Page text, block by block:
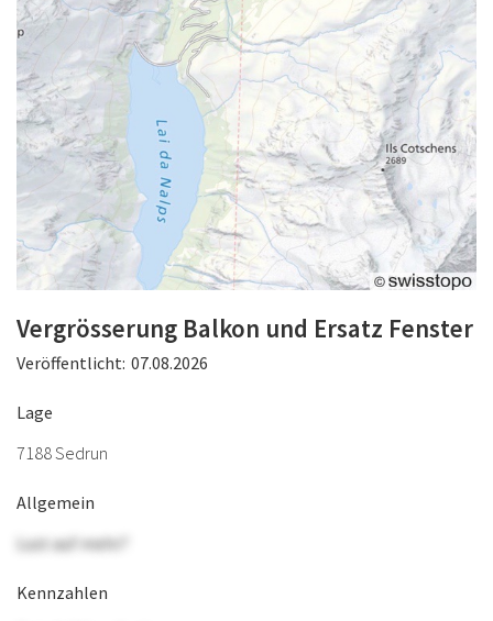
Vergrösserung Balkon und Ersatz Fenster
Veröffentlicht: 07.08.2026
Lage
7188 Sedrun
Allgemein
Lust auf mehr?
Kennzahlen